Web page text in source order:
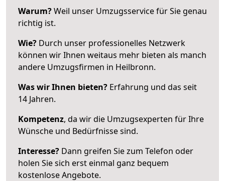
Warum?Weil unser Umzugsservice für Sie genau
richtig ist.
Wie? Durch unser professionelles Netzwerk
können wir Ihnen weitaus mehr bieten als manch
andere Umzugsfirmen in Heilbronn.
Was wir Ihnen bieten? Erfahrung und das seit
14 Jahren.
Kompetenz, da wir die Umzugsexperten für Ihre
Wünsche und Bedürfnisse sind.
Interesse? Dann greifen Sie zum Telefon oder
holen Sie sich erst einmal ganz bequem
kostenlose Angebote.